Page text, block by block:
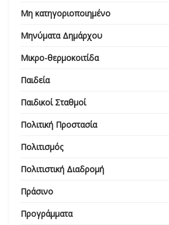
Μη κατηγοριοποιημένο
Μηνύματα Δημάρχου
Μικρο-θερμοκοιτίδα
Παιδεία
Παιδικοί Σταθμοί
Πολιτική Προστασία
Πολιτισμός
Πολιτιστική Διαδρομή
Πράσινο
Προγράμματα